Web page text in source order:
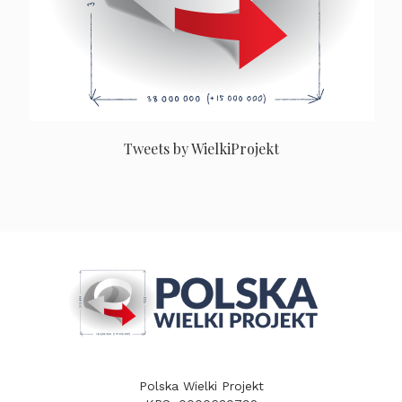
Tweets by WielkiProjekt
Polska Wielki Projekt